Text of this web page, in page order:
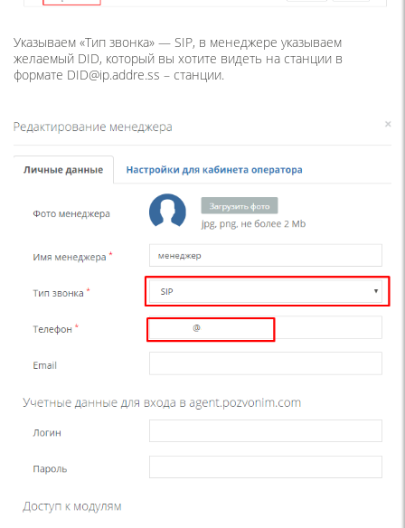
Указываем «Тип звонка» — SIP, в менеджере указываем
желаемый DID, который вы хотите видеть на станции в
формате DID@ip.addre.ss – станции.